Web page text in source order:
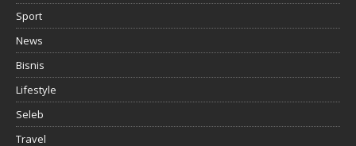
Sport
News
Bisnis
Lifestyle
Seleb
Travel